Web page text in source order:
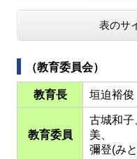
表のサ
（教育委員会）
教育長 垣迫裕俊
教育委員
古城和子
美、
彌登(み